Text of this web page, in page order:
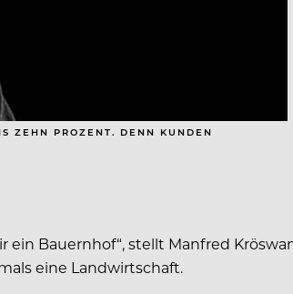
ZEHN PROZENT. DENN KUNDEN
Bauernhof“, stellt Manfred
eine Landwirtschaft.